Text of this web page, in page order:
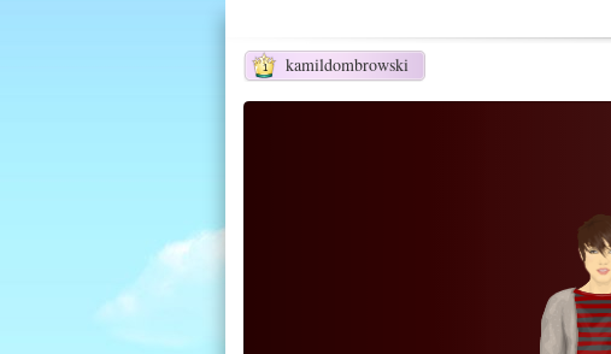
kamildombrowski
1